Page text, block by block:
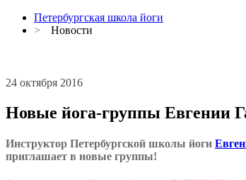
Петербургская школа йоги
>
Новости
24 октября 2016
Новые йога-группы Евгении
Инструктор Петербургской школы йоги
приглашает в новые группы!